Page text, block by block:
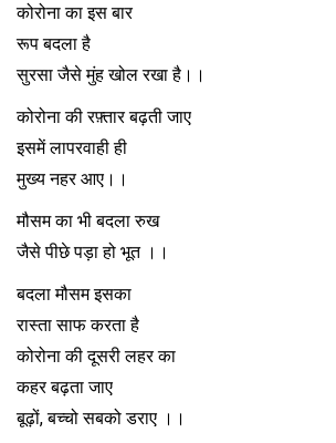
कोरोना का इस बार
रूप बदला है
सुरसा जैसे मुंह खोल रखा है।।
कोरोना की रफ़्तार बढ़ती जाए
इसमें लापरवाही ही
मुख्य नहर आए।।
मौसम का भी बदला रुख
जैसे पीछे पड़ा हो भूत ।।
बदला मौसम इसका
रास्ता साफ करता है
कोरोना की दूसरी लहर का
कहर बढ़ता जाए
बूढ़ों, बच्चो सबको डराए ।।